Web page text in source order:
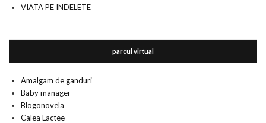
VIATA PE INDELETE
parcul virtual
Amalgam de ganduri
Baby manager
Blogonovela
Calea Lactee